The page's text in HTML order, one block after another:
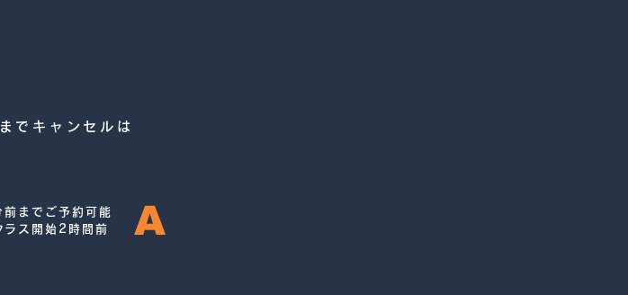
でキャンセルは
までご予約可能
ラス開始2時間前
A